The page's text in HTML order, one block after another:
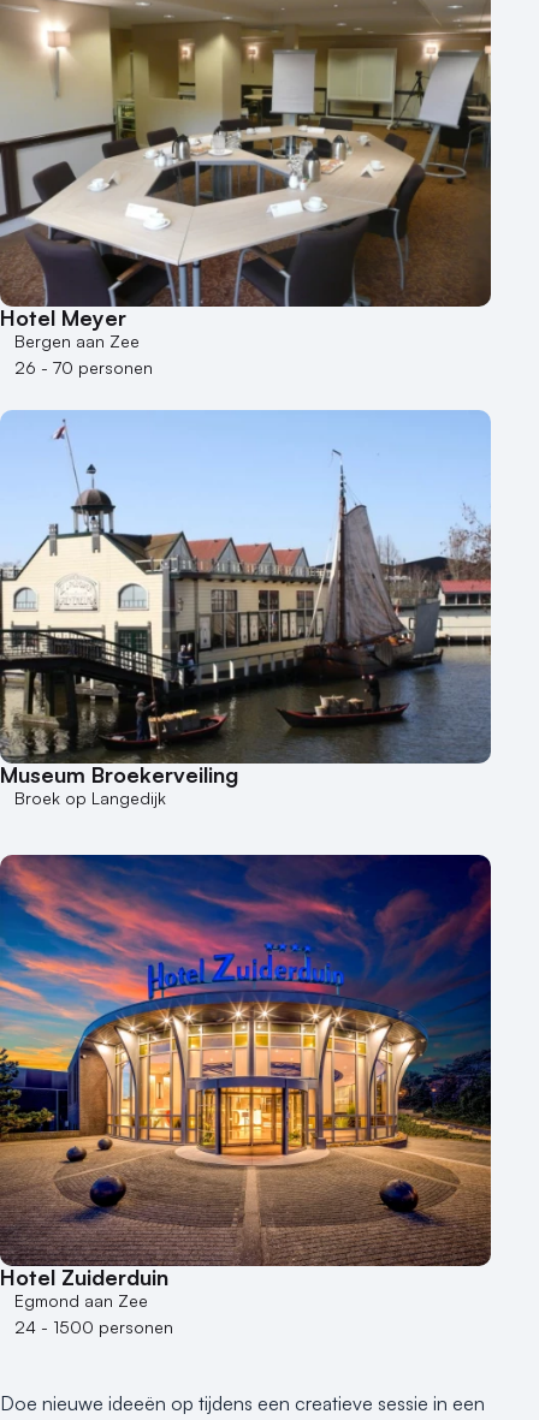
Hotel Meyer
Bergen aan Zee
26 - 70 personen
Museum Broekerveiling
Broek op Langedijk
Hotel Zuiderduin
Egmond aan Zee
24 - 1500 personen
Doe nieuwe ideeën op tijdens een creatieve sessie in een